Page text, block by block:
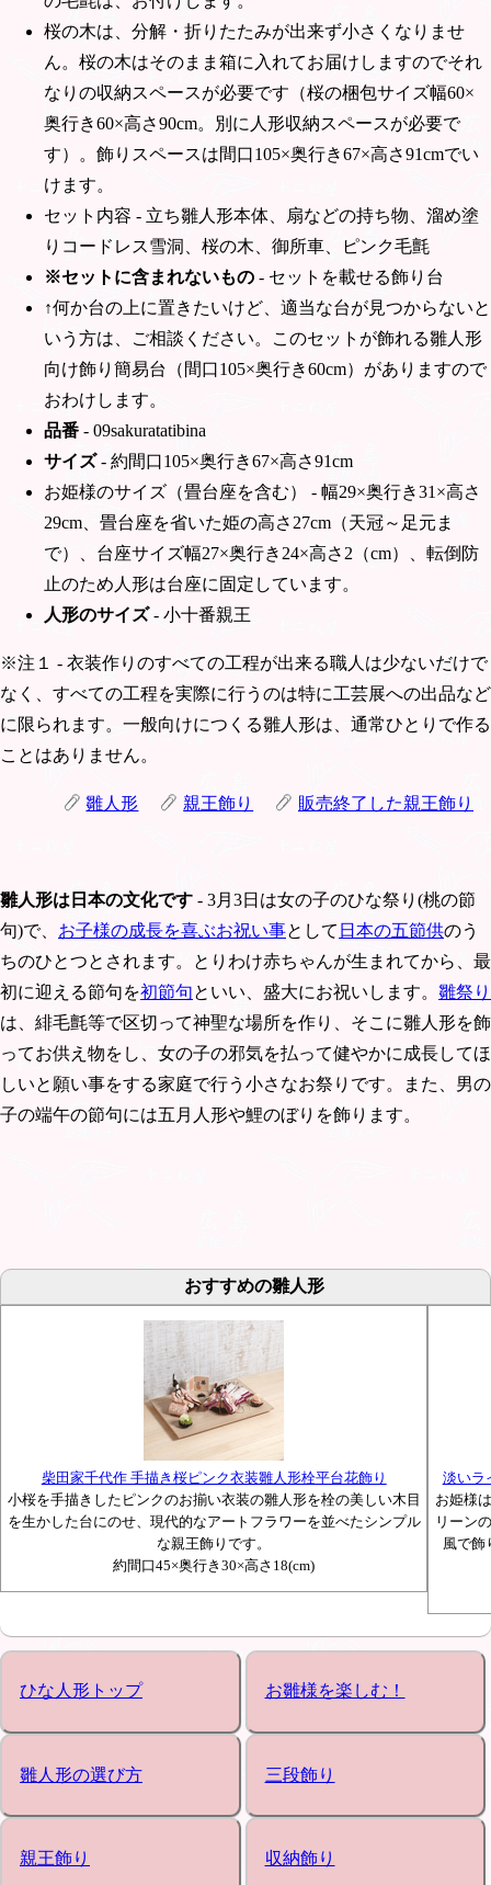
桜の木は、分解・折りたたみが出来ず小さくなりませ
ん。桜の木はそのまま箱に入れてお届けしますのでそれ
なりの収納スペースが必要です（桜の梱包サイズ幅60×
奥行き60×高さ90cm。別に人形収納スペースが必要で
す）。飾りスペースは間口105×奥行き67×高さ91cmでい
けます。
セット内容 - 立ち雛人形本体、扇などの持ち物、溜め塗
りコードレス雪洞、桜の木、御所車、ピンク毛氈
※セットに含まれないもの - セットを載せる飾り台
↑何か台の上に置きたいけど、適当な台が見つからないと
いう方は、ご相談ください。このセットが飾れる雛人形
向け飾り簡易台（間口105×奥行き60cm）がありますので
おわけします。
品番 - 09sakuratatibina
サイズ - 約間口105×奥行き67×高さ91cm
お姫様のサイズ（畳台座を含む） - 幅29×奥行き31×高さ
29cm、畳台座を省いた姫の高さ27cm（天冠～足元ま
で）、台座サイズ幅27×奥行き24×高さ2（cm）、転倒防
止のため人形は台座に固定しています。
人形のサイズ - 小十番親王
※注１ - 衣装作りのすべての工程が出来る職人は少ないだけで
なく、すべての工程を実際に行うのは特に工芸展への出品など
に限られます。一般向けにつくる雛人形は、通常ひとりで作る
ことはありません。
雛人形 親王飾り 販売終了した親王飾り
雛人形は日本の文化です - 3月3日は女の子のひな祭り(桃の節
句)で、 お子様の成長を喜ぶお祝い事として 日本の五節供のう
ちのひとつとされます。とりわけ赤ちゃんが生まれてから、最
初に迎える節句を初節句といい、盛大にお祝いします。 雛祭り
は、緋毛氈等で区切って神聖な場所を作り、そこに雛人形を飾
ってお供え物をし、女の子の邪気を払って健やかに成長してほ
しいと願い事をする家庭で行う小さなお祭りです。また、男の
子の端午の節句には五月人形や鯉のぼりを飾ります。
おすすめの雛人形
柴田家千代作 手描き桜ピンク衣装雛人形栓平台花飾り
小桜を手描きしたピンクのお揃い衣装の雛人形を栓の美しい木目
を生かした台にのせ、現代的なアートフラワーを並べたシンプル
な親王飾りです。
約間口45×奥行き30×高さ18(cm)
淡いラ
お姫様
リーン
風で飾
ひな人形トップ お雛様を楽しむ！
雛人形の選び方 三段飾り
親王飾り 収納飾り